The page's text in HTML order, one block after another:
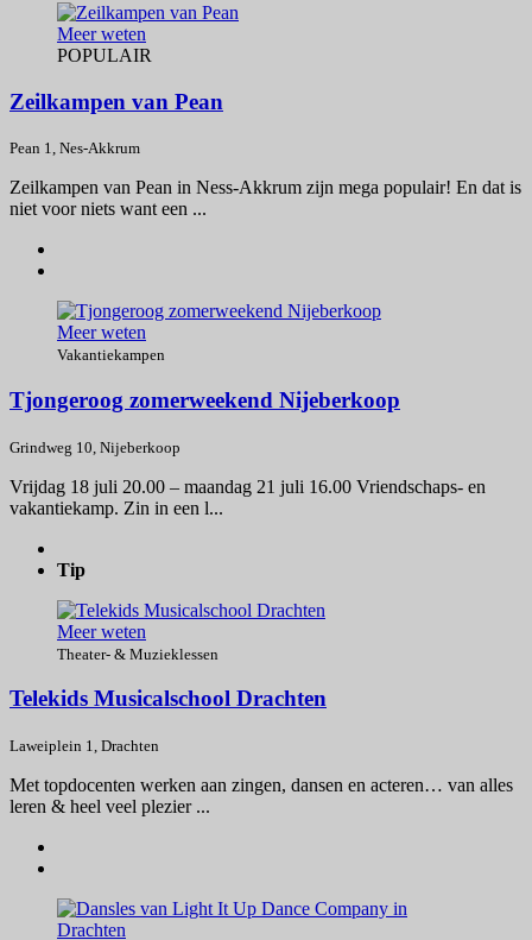
Meer weten
POPULAIR
Zeilkampen van Pean
Pean 1, Nes-Akkrum
Zeilkampen van Pean in Ness-Akkrum zijn mega populair! En dat is
niet voor niets want een ...
Meer weten
Vakantiekampen
Tjongeroog zomerweekend Nijeberkoop
Grindweg 10, Nijeberkoop
Vrijdag 18 juli 20.00 – maandag 21 juli 16.00 Vriendschaps- en
vakantiekamp. Zin in een l...
Tip
Meer weten
Theater- & Muzieklessen
Telekids Musicalschool Drachten
Laweiplein 1, Drachten
Met topdocenten werken aan zingen, dansen en acteren… van alles
leren & heel veel plezier ...